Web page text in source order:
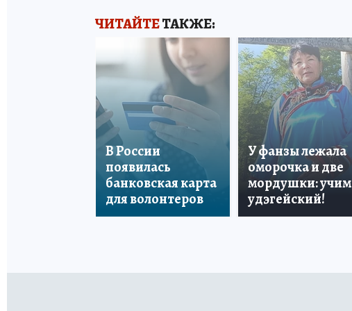
ЧИТАЙТЕТАКЖЕ:
В России
появилась
банковская карта
для волонтеров
У фанзы лежала
оморочка и две
мордушки: учим
удэгейский!